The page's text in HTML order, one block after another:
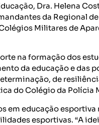
Dra. Helena
da Regional
Militares de
na formação dos
da educação e das
de
do Colégio da Polícia
em educação esportiva
esportivas. “A